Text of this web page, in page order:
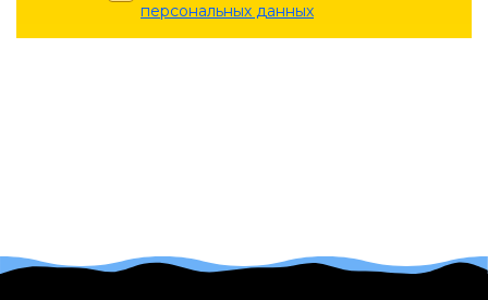
персональных данных